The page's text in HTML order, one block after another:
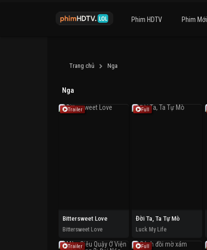
Phim HDTV Phim Mới
Trang chủ Nga
Nga
Trailer
Bittersweet Love
Bittersweet Love
Full
Đời Ta, Ta Tự Mò
Luck My Life
Trailer Full